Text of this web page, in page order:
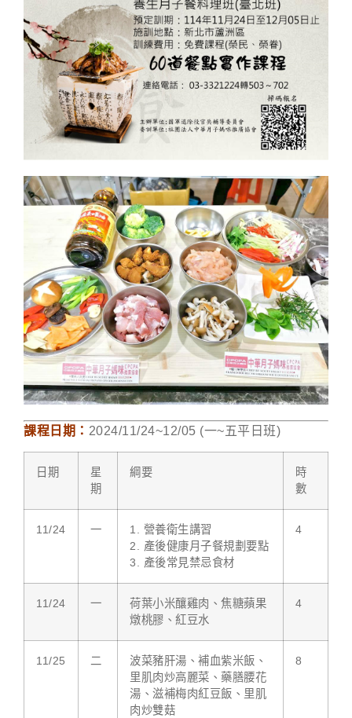
課程日期： 2024/11/24~12/05 (一~五平日班)
日期
星
期
綱要
時
數
11/24 一
1. 營養衛生講習
2. 產後健康月子餐規劃要點
3. 產後常見禁忌食材
4
11/24 一
荷葉小米釀雞肉、焦糖蘋果
燉桃膠、紅豆水
4
11/25 二
波菜豬肝湯、補血紫米飯、
里肌肉炒高麗菜、藥膳腰花
湯、滋補梅肉紅豆飯、里肌
肉炒雙菇
8